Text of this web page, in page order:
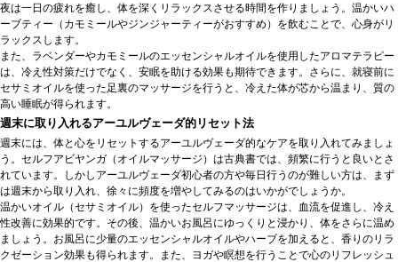
夜は一日の疲れを癒し、体を深くリラックスさせる時間を作りましょう。温かいハ
ーブティー（カモミールやジンジャーティーがおすすめ）を飲むことで、心身がリ
ラックスします。
また、ラベンダーやカモミールのエッセンシャルオイルを使用したアロマテラピー
は、冷え性対策だけでなく、安眠を助ける効果も期待できます。さらに、就寝前に
セサミオイルを使った足裏のマッサージを行うと、冷えた体が芯から温まり、質の
高い睡眠が得られます。
週末に取り入れるアーユルヴェーダ的リセット法
週末には、体と心をリセットするアーユルヴェーダ的なケアを取り入れてみましょ
う。セルフアビヤンガ（オイルマッサージ）は古典書では、頻繁に行うと良いとさ
れています。しかしアーユルヴェーダ初心者の方や毎日行うのが難しい方は、まず
は週末から取り入れ、徐々に頻度を増やしてみるのはいかがでしょうか。
温かいオイル（セサミオイル）を使ったセルフマッサージは、血流を促進し、冷え
性改善に効果的です。その後、温かいお風呂にゆっくりと浸かり、体をさらに温め
ましょう。お風呂に少量のエッセンシャルオイルやハーブを加えると、香りのリラ
クゼーション効果も得られます。また、ヨガや瞑想を行うことで心のリフレッシュ